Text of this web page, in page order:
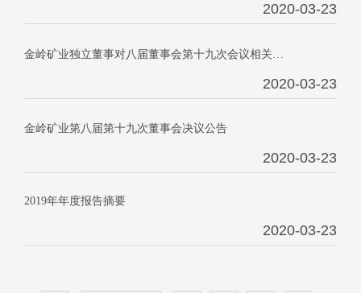
2020-03-23
金岭矿业独立董事对八届董事会第十九次会议相关事项的独立意见
2020-03-23
金岭矿业第八届第十九次董事会决议公告
2020-03-23
2019年年度报告摘要
2020-03-23